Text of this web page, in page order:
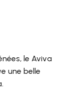
le Aviva
une belle